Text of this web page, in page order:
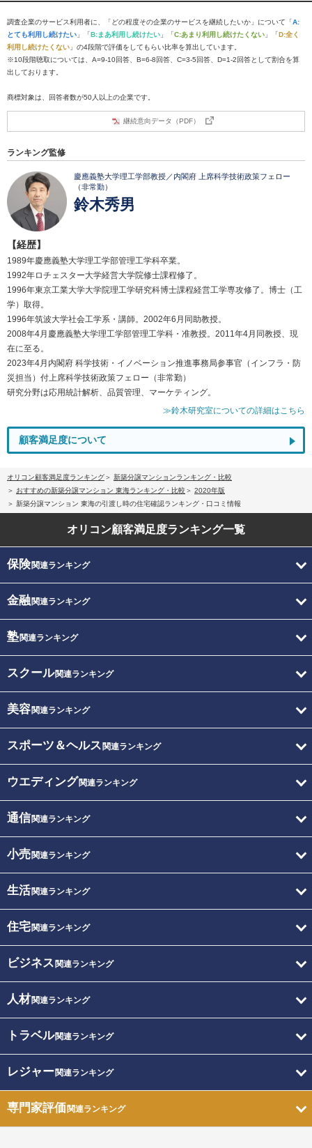
調査企業のサービス利用者に、「どの程度その企業のサービスを継続したいか」について「A:
とても利用し続けたい 」「B:まあ利用し続けたい 」「C:あまり利用し続けたくない 」「D:全く
利用し続けたくない 」の4段階で評価をしてもらい比率を算出しています。
※10段階聴取については、A=9-10回答、B=6-8回答、C=3-5回答、D=1-2回答として割合を算
出しております。
商標対象は、回答者数が50人以上の企業です。
継続意向データ（PDF）
ランキング監修
慶應義塾大学理工学部教授／内閣府 上席科学技術政策フェロー
（非常勤）
鈴木秀男
【経歴】
1989年慶應義塾大学理工学部管理工学科卒業。
1992年ロチェスター大学経営大学院修士課程修了。
1996年東京工業大学大学院理工学研究科博士課程経営工学専攻修了。博士（工
学）取得。
1996年筑波大学社会工学系・講師。2002年6月同助教授。
2008年4月慶應義塾大学理工学部管理工学科・准教授。2011年4月同教授、現
在に至る。
2023年4月内閣府 科学技術・イノベーション推進事務局参事官（インフラ・防
災担当）付上席科学技術政策フェロー（非常勤）
研究分野は応用統計解析、品質管理、マーケティング。
≫鈴木研究室についての詳細はこちら
顧客満足度について
オリコン顧客満足度ランキング
新築分譲マンションランキング・比較
おすすめの新築分譲マンション 東海ランキング・比較
2020年版
新築分譲マンション 東海の引渡し時の住宅確認ランキング・口コミ情報
オリコン顧客満足度ランキング一覧
保険関連ランキング
金融関連ランキング
塾関連ランキング
スクール関連ランキング
美容関連ランキング
スポーツ＆ヘルス 関連ランキング
ウエディング関連ランキング
通信関連ランキング
小売関連ランキング
生活関連ランキング
住宅関連ランキング
ビジネス 関連ランキング
人材関連ランキング
トラベル関連ランキング
レジャー関連ランキング
専門家評価関連ランキング